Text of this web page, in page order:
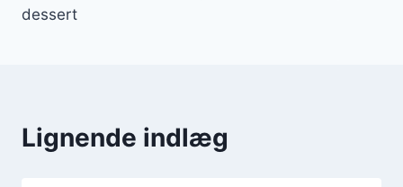
dessert
Lignende indlæg